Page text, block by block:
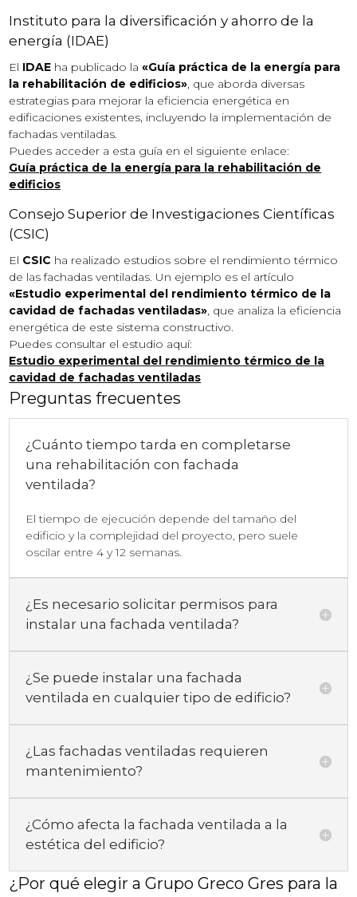
Instituto para la diversificación y ahorro de la
energía (IDAE)
El IDAE ha publicado la«Guía práctica de la energía para
la rehabilitación de edificios», que aborda diversas
estrategias para mejorar la eficiencia energética en
edificaciones existentes, incluyendo la implementación de
fachadas ventiladas.
Puedes acceder a esta guía en el siguiente enlace:
Guía práctica de la energía para la rehabilitación de
edificios
Consejo Superior de Investigaciones Científicas
(CSIC)
El CSIC ha realizado estudios sobre el rendimiento térmico
de las fachadas ventiladas. Un ejemplo es el artículo
«Estudio experimental del rendimiento térmico de la
cavidad de fachadas ventiladas», que analiza la eficiencia
energética de este sistema constructivo.
Puedes consultar el estudio aquí:
Estudio experimental del rendimiento térmico de la
cavidad de fachadas ventiladas
Preguntas frecuentes
¿Cuánto tiempo tarda en completarse
una rehabilitación con fachada
ventilada?
El tiempo de ejecución depende del tamaño del
edificio y la complejidad del proyecto, pero suele
oscilar entre 4 y 12 semanas.
¿Es necesario solicitar permisos para
instalar una fachada ventilada?
¿Se puede instalar una fachada
ventilada en cualquier tipo de edificio?
¿Las fachadas ventiladas requieren
mantenimiento?
¿Cómo afecta la fachada ventilada a la
estética del edificio?
¿Por qué elegir a Grupo Greco Gres para la